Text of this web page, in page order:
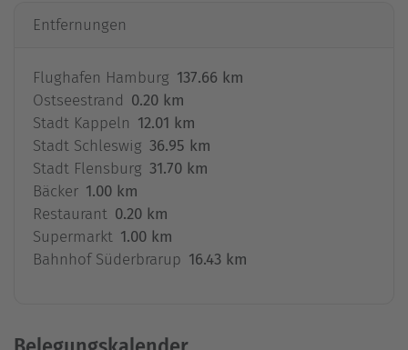
Entfernungen
Flughafen Hamburg 137.66 km
Ostseestrand 0.20 km
Stadt Kappeln 12.01 km
Stadt Schleswig 36.95 km
Stadt Flensburg 31.70 km
Bäcker 1.00 km
Restaurant 0.20 km
Supermarkt 1.00 km
Bahnhof Süderbrarup 16.43 km